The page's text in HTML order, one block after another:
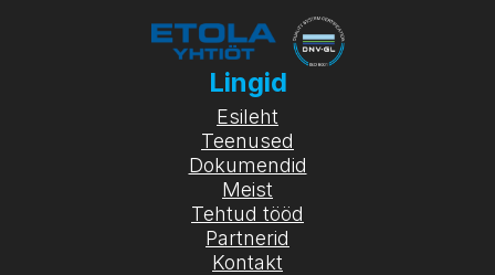
Lingid
Esileht
Teenused
Dokumendid
Meist
Tehtud tööd
Partnerid
Kontakt